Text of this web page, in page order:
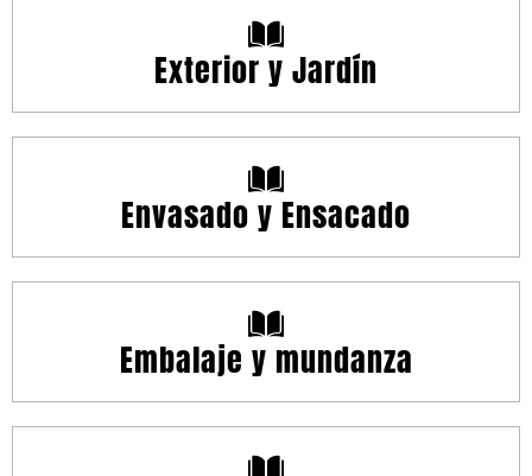
Exterior y Jardín
Envasado y Ensacado
Embalaje y mundanza